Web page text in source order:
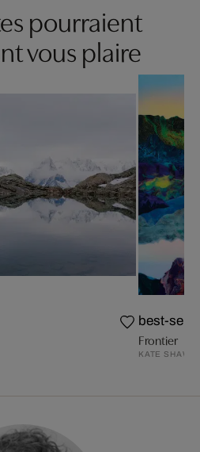
pourraient
vous plaire
best-
Frontier
KATE SHAW